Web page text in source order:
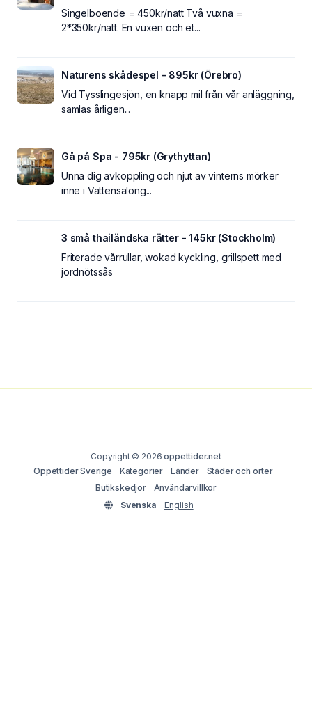
Singelboende = 450kr/natt Två vuxna =
2*350kr/natt. En vuxen och et...
Naturens skådespel - 895kr (Örebro)
Vid Tysslingesjön, en knapp mil från vår anläggning,
samlas årligen...
Gå på Spa - 795kr (Grythyttan)
Unna dig avkoppling och njut av vinterns mörker
inne i Vattensalong...
3 små thailändska rätter - 145kr (Stockholm)
Friterade vårrullar, wokad kyckling, grillspett med
jordnötssås
Copyright © 2026oppettider.net
Öppettider Sverige
Kategorier Länder
Städer och orter
Butikskedjor
Användarvillkor
Svenska
English